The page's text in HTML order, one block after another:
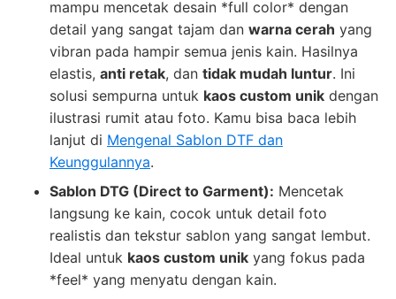
mampu mencetak desain *full color* dengan
detail yang sangat tajam dan warna cerah yang
vibran pada hampir semua jenis kain. Hasilnya
elastis, anti retak, dan tidak mudah luntur. Ini
solusi sempurna untuk kaos custom unik dengan
ilustrasi rumit atau foto. Kamu bisa baca lebih
lanjut di Mengenal Sablon DTF dan
Keunggulannya.
Sablon DTG (Direct to Garment): Mencetak
langsung ke kain, cocok untuk detail foto
realistis dan tekstur sablon yang sangat lembut.
Ideal untuk kaos custom unik yang fokus pada
*feel* yang menyatu dengan kain.